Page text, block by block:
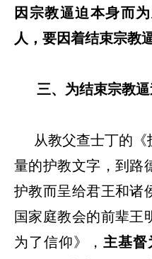
因宗教逼迫本身而
人，要因着结束宗教
三、为结束宗教
从教父查士丁的
量的护教文字，到路
护教而呈给君王和诸
国家庭教会的前辈王
为了信仰》， 主基督